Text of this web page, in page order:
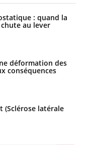
: quand la
au lever
déformation des
conséquences
(Sclérose latérale